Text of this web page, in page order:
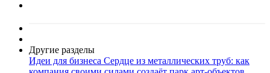
Другие разделы
Идеи для бизнеса Сердце из металлических труб: как